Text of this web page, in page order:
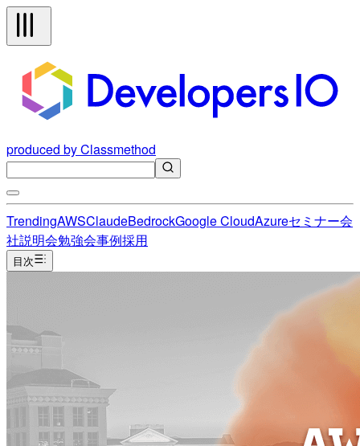
produced by Classmethod
TrendingAWSClaudeBedrockGoogle CloudAzureセミナー会
社説明会勉強会事例採用
目次